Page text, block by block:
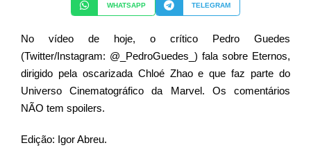
WHATSAPP TELEGRAM
No vídeo de hoje, o crítico Pedro Guedes
(Twitter/Instagram: @_PedroGuedes_) fala sobre Eternos,
dirigido pela oscarizada Chloé Zhao e que faz parte do
Universo Cinematográfico da Marvel. Os comentários
NÃO tem spoilers.
Edição: Igor Abreu.